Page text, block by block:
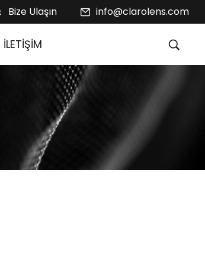
Bize Ulaşın info@clarolens.com
İLETİŞİM